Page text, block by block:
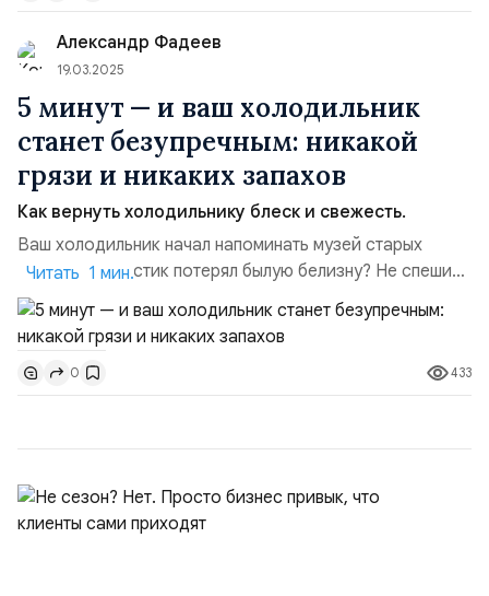
барабан. Стирайте как обы...
Александр Фадеев
19.03.2025
5 минут — и ваш холодильник
станет безупречным: никакой
грязи и никаких запахов
Как вернуть холодильнику блеск и свежесть.
Ваш холодильник начал напоминать музей старых
запахов, а пластик потерял былую белизну? Не спешите
бежать за дорогой химией! Опытные хозяйки раскрыли
секрет чудо-раствора, который вернет вашему
холодильнику первозданный вид и свежесть. И все это
— из подручных средств, которые есть у каждой на
кухне.Что вам понадобится:. сода — 2 ст.
Читать 1 мин.
0 433